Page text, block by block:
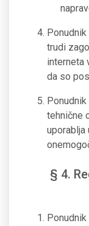
trudi
interneta
da so
tehnične
uporablja
§ 4.